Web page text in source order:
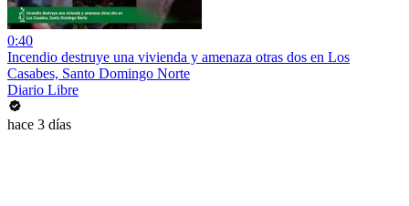
0:40
Incendio destruye una vivienda y amenaza otras dos en Los
Casabes, Santo Domingo Norte
Diario Libre
hace 3 días